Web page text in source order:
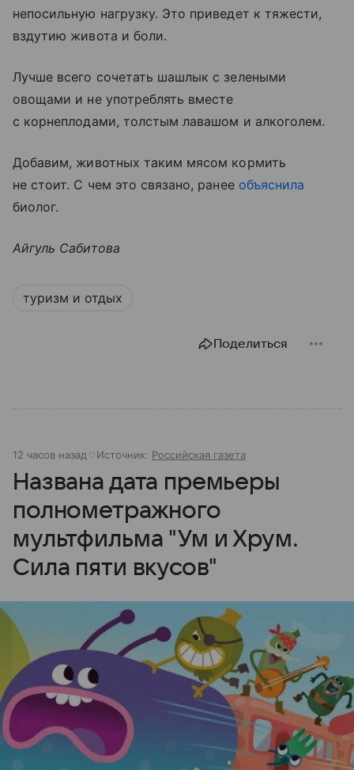
непосильную нагрузку. Это приведет к тяжести,
вздутию живота и боли.
Лучше всего сочетать шашлык с зелеными
овощами и не употреблять вместе
с корнеплодами, толстым лавашом и алкоголем.
Добавим, животных таким мясом кормить
не стоит. С чем это связано, ранее объяснила
биолог.
Айгуль Сабитова
туризм и отдых
Поделиться
12 часов назад Источник: Российская газета
Названа дата премьеры
полнометражного
мультфильма "Ум и Хрум.
Сила пяти вкусов"